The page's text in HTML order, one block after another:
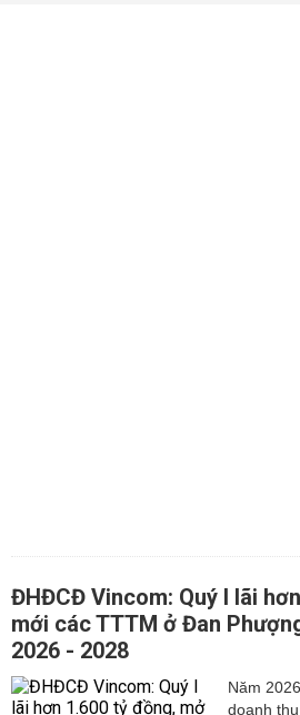
ĐHĐCĐ Vincom: Quý I lãi
mới các TTTM ở Đan
2026 - 2028
Năm
doanh